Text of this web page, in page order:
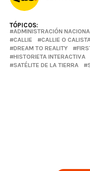
TÓPICOS:
ADMINISTRACIÓN
CALLIE
CALLIE O CALISTA
DREAM TO REALITY
HISTORIETA INTERACTIVA
SATÉLITE DE LA TIERRA